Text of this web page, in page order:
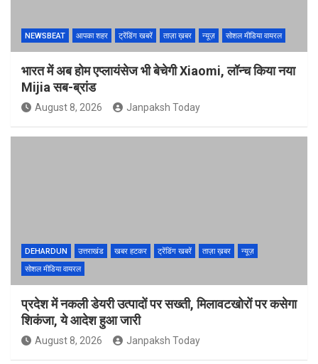
NEWSBEAT आपका शहर ट्रेंडिंग खबरें ताज़ा ख़बर न्यूज़ सोशल मीडिया वायरल
भारत में अब होम एप्लायंसेज भी बेचेगी Xiaomi, लॉन्च किया नया
Mijia सब-ब्रांड
August 8, 2026 Janpaksh Today
DEHARDUN उत्तराखंड खबर हटकर ट्रेंडिंग खबरें ताज़ा ख़बर
न्यूज़
सोशल मीडिया वायरल
प्रदेश में नकली डेयरी उत्पादों पर सख्ती, मिलावटखोरों पर कसेगा
शिकंजा, ये आदेश हुआ जारी
August 8, 2026 Janpaksh Today